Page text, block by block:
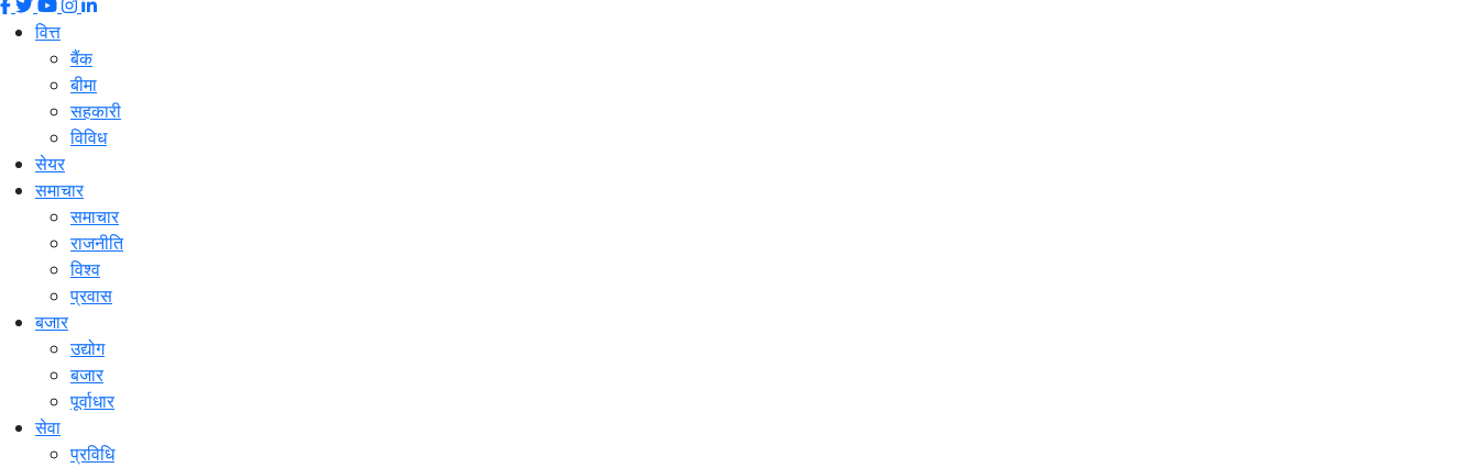
वित्त
बैंक
बीमा
सहकारी
विविध
सेयर
समाचार
समाचार
राजनीति
विश्व
प्रवास
बजार
उद्योग
बजार
पूर्वाधार
सेवा
प्रविधि